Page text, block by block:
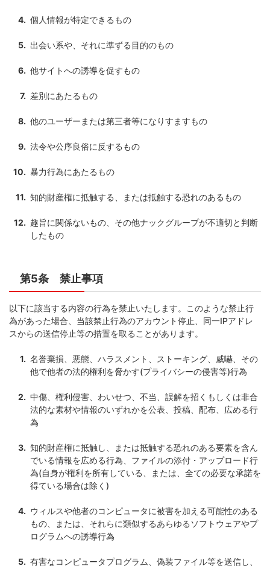
個人情報が特定できるもの
出会い系や、それに準ずる目的のもの
他サイトへの誘導を促すもの
差別にあたるもの
他のユーザーまたは第三者等になりすますもの
法令や公序良俗に反するもの
暴力行為にあたるもの
知的財産権に抵触する、または抵触する恐れのあるもの
趣旨に関係ないもの、その他ナックグループが不適切と判断
したもの
第5条 禁止事項
以下に該当する内容の行為を禁止いたします。このような禁止行
為があった場合、当該禁止行為のアカウント停止、同一IPアドレ
スからの送信停止等の措置を取ることがあります。
名誉棄損、悪態、ハラスメント、ストーキング、威嚇、その
他で他者の法的権利を脅かす(プライバシーの侵害等)行為
中傷、権利侵害、わいせつ、不当、誤解を招くもしくは非合
法的な素材や情報のいずれかを公表、投稿、配布、広める行
為
知的財産権に抵触し、または抵触する恐れのある要素を含ん
でいる情報を広める行為、ファイルの添付・アップロード行
為(自身が権利を所有している、または、全ての必要な承諾を
得ている場合は除く)
ウィルスや他者のコンピュータに被害を加える可能性のある
もの、または、それらに類似するあらゆるソフトウェアやプ
ログラムへの誘導行為
有害なコンピュータプログラム、偽装ファイル等を送信し、